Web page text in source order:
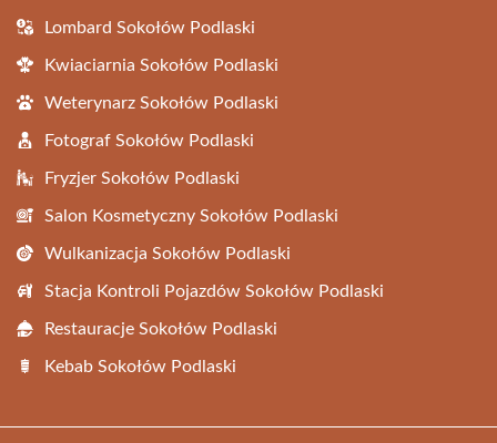
Lombard Sokołów Podlaski
Kwiaciarnia Sokołów Podlaski
Weterynarz Sokołów Podlaski
Fotograf Sokołów Podlaski
Fryzjer Sokołów Podlaski
Salon Kosmetyczny Sokołów Podlaski
Wulkanizacja Sokołów Podlaski
Stacja Kontroli Pojazdów Sokołów Podlaski
Restauracje Sokołów Podlaski
Kebab Sokołów Podlaski